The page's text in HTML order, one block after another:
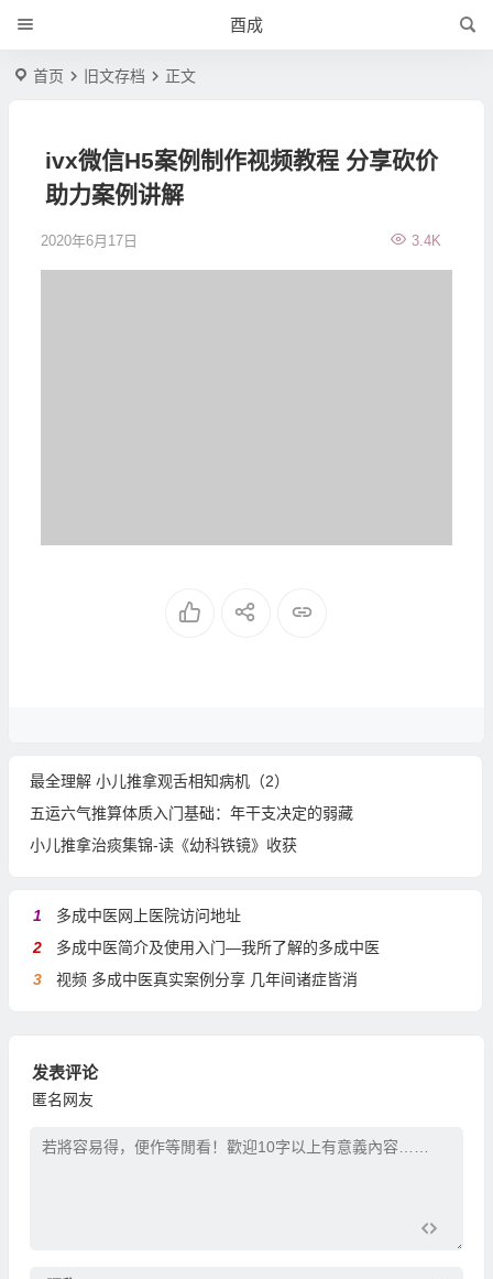
酉成
首页 旧文存档 正文
ivx微信H5案例制作视频教程 分享砍价
助力案例讲解
2020年6月17日 3.4K
最全理解 小儿推拿观舌相知病机（2）
五运六气推算体质入门基础：年干支决定的弱藏
小儿推拿治痰集锦-读《幼科铁镜》收获
1
多成中医网上医院访问地址
2
多成中医简介及使用入门—我所了解的多成中医
3
视频 多成中医真实案例分享 几年间诸症皆消
发表评论
匿名网友